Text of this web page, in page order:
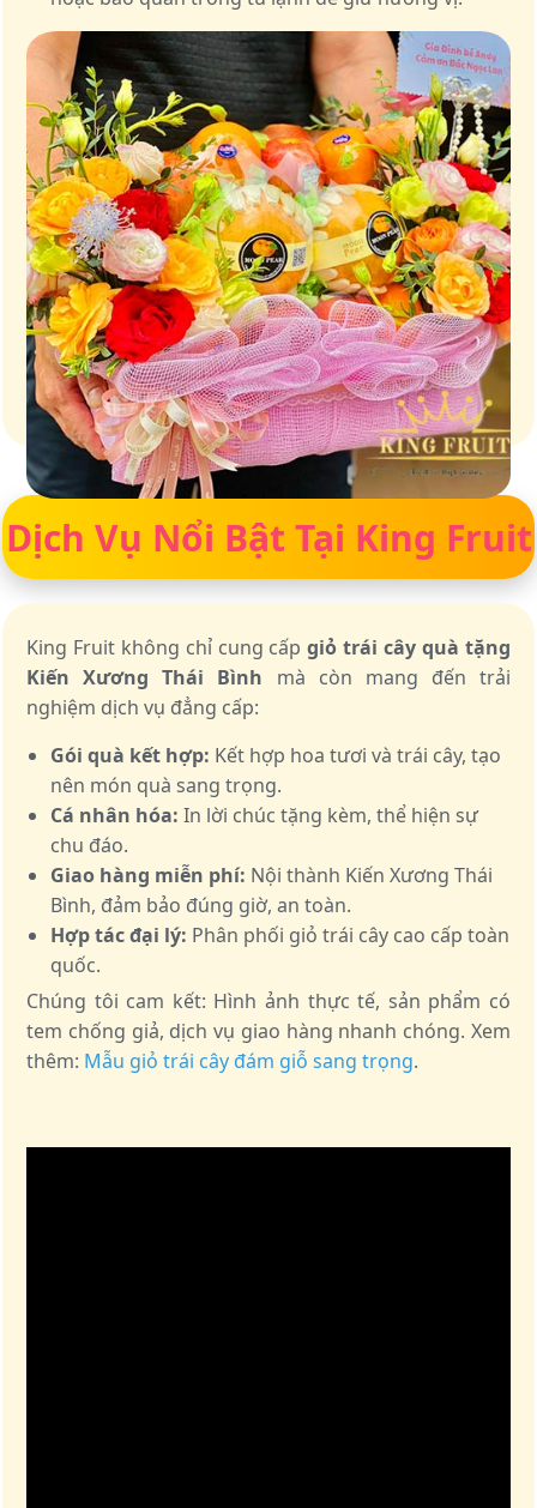
Giữ trọn vị ngọt của thiên nhiên
Dịch Vụ Nổi Bật Tại King Fruit
King Fruit không chỉ cung cấpgiỏ trái cây quà tặng
Kiến Xương Thái Bình mà còn mang đến trải
nghiệm dịch vụ đẳng cấp:
Gói quà kết hợp: Kết hợp hoa tươi và trái cây, tạo
nên món quà sang trọng.
Cá nhân hóa: In lời chúc tặng kèm, thể hiện sự
chu đáo.
Giao hàng miễn phí: Nội thành Kiến Xương Thái
Bình, đảm bảo đúng giờ, an toàn.
Hợp tác đại lý: Phân phối giỏ trái cây cao cấp toàn
quốc.
Chúng tôi cam kết: Hình ảnh thực tế, sản phẩm có
tem chống giả, dịch vụ giao hàng nhanh chóng. Xem
thêm: Mẫu giỏ trái cây đám giỗ sang trọng.